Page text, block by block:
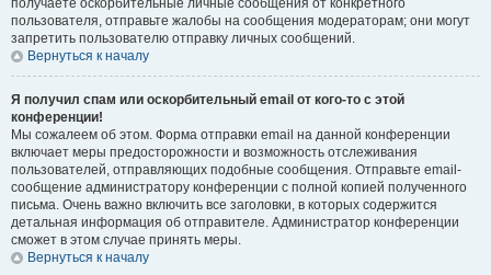
получаете оскорбительные личные сообщения от конкретного
пользователя, отправьте жалобы на сообщения модераторам; они могут
запретить пользователю отправку личных сообщений.
Вернуться к началу
Я получил спам или оскорбительный email от кого-то с этой
конференции!
Мы сожалеем об этом. Форма отправки email на данной конференции
включает меры предосторожности и возможность отслеживания
пользователей, отправляющих подобные сообщения. Отправьте email-
сообщение администратору конференции с полной копией полученного
письма. Очень важно включить все заголовки, в которых содержится
детальная информация об отправителе. Администратор конференции
сможет в этом случае принять меры.
Вернуться к началу